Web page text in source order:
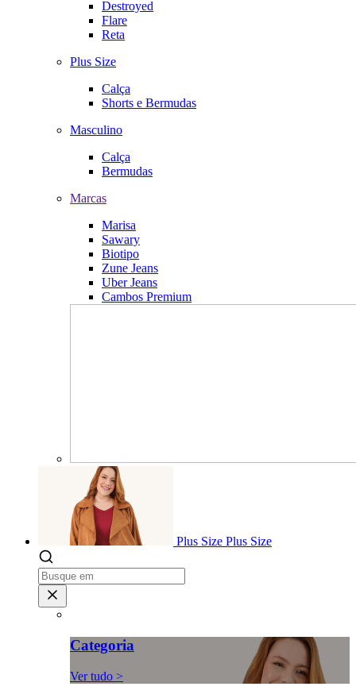
Destroyed
Flare
Reta
Plus Size
Calça
Shorts e Bermudas
Masculino
Calça
Bermudas
Marcas
Marisa
Sawary
Biotipo
Zune Jeans
Uber Jeans
Cambos Premium
Plus Size Plus Size
Categoria
Ver tudo >